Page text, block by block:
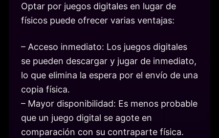
Optar por juegos digitales en lugar de
físicos puede ofrecer varias ventajas:
– Acceso inmediato: Los juegos digitales
se pueden descargar y jugar de inmediato,
lo que elimina la espera por el envío de una
copia física.
– Mayor disponibilidad: Es menos probable
que un juego digital se agote en
comparación con su contraparte física.